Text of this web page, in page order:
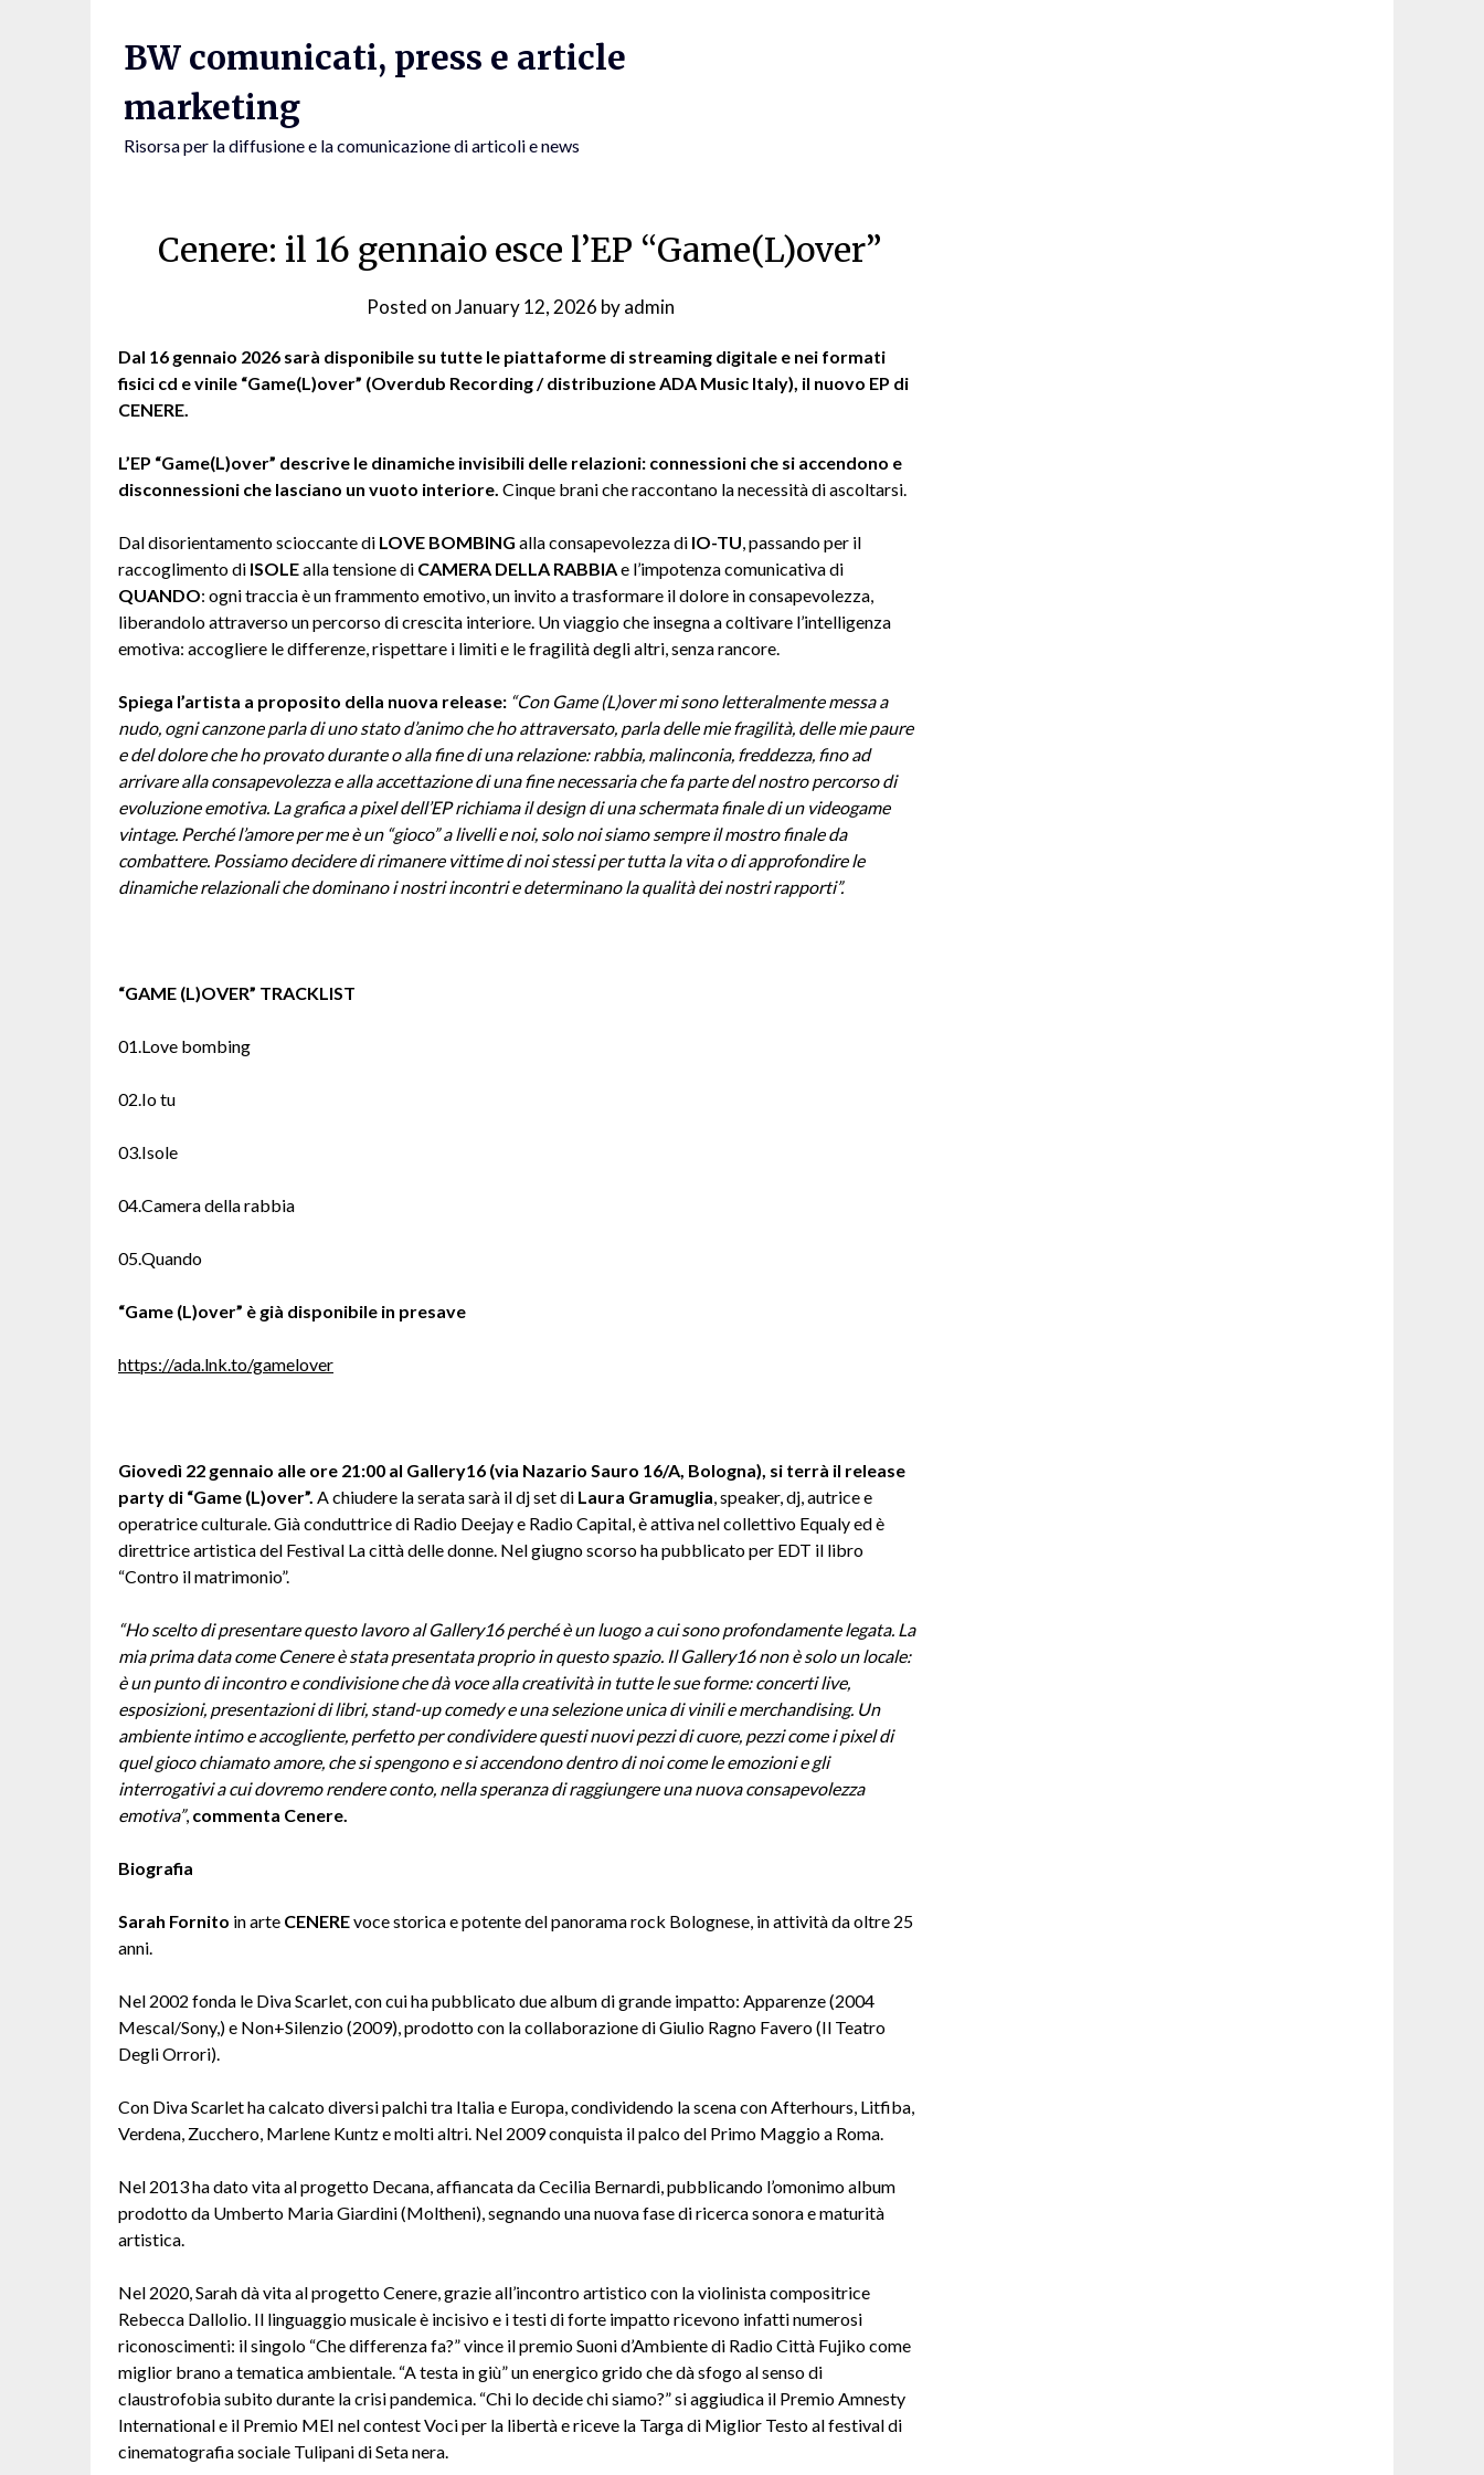
BW comunicati, press e article
marketing
Risorsa per la diffusione e la comunicazione di articoli e news
Cenere: il 16 gennaio esce l’EP “Game(L)over”
Posted onJanuary 12, 2026 byadmin
Dal 16 gennaio 2026 sarà disponibile su tutte le piattaforme di streaming digitale e nei formati
fisici cd e vinile “Game(L)over” (Overdub Recording / distribuzione ADA Music Italy), il nuovo EP di
CENERE.
L’EP “Game(L)over” descrive le dinamiche invisibili delle relazioni: connessioni che si accendono e
disconnessioni che lasciano un vuoto interiore. Cinque brani che raccontano la necessità di ascoltarsi.
Dal disorientamento scioccante di LOVE BOMBING alla consapevolezza di IO-TU, passando per il
raccoglimento di ISOLEalla tensione di CAMERA DELLA RABBIAe l’impotenza comunicativa di
QUANDO: ogni traccia è un frammento emotivo, un invito a trasformare il dolore in consapevolezza,
liberandolo attraverso un percorso di crescita interiore. Un viaggio che insegna a coltivare l’intelligenza
emotiva: accogliere le differenze, rispettare i limiti e le fragilità degli altri, senza rancore.
Spiega l’artista a proposito della nuova release: “Con Game (L)over mi sono letteralmente messa a
nudo, ogni canzone parla di uno stato d’animo che ho attraversato, parla delle mie fragilità, delle mie paure
e del dolore che ho provato durante o alla fine di una relazione: rabbia, malinconia, freddezza, fino ad
arrivare alla consapevolezza e alla accettazione di una fine necessaria che fa parte del nostro percorso di
evoluzione emotiva. La grafica a pixel dell’EP richiama il design di una schermata finale di un videogame
vintage. Perché l’amore per me è un “gioco” a livelli e noi, solo noi siamo sempre il mostro finale da
combattere. Possiamo decidere di rimanere vittime di noi stessi per tutta la vita o di approfondire le
dinamiche relazionali che dominano i nostri incontri e determinano la qualità dei nostri rapporti”.
“GAME (L)OVER” TRACKLIST
01.Love bombing
02.Io tu
03.Isole
04.Camera della rabbia
05.Quando
“Game (L)over” è già disponibile in presave
https://ada.lnk.to/gamelover
Giovedì 22 gennaio alle ore 21:00 al Gallery16 (via Nazario Sauro 16/A, Bologna), si terrà il release
party di “Game (L)over”. A chiudere la serata sarà il dj set di Laura Gramuglia, speaker, dj, autrice e
operatrice culturale. Già conduttrice di Radio Deejay e Radio Capital, è attiva nel collettivo Equaly ed è
direttrice artistica del Festival La città delle donne. Nel giugno scorso ha pubblicato per EDT il libro
“Contro il matrimonio”.
“Ho scelto di presentare questo lavoro al Gallery16 perché è un luogo a cui sono profondamente legata. La
mia prima data come Cenere è stata presentata proprio in questo spazio. Il Gallery16 non è solo un locale:
è un punto di incontro e condivisione che dà voce alla creatività in tutte le sue forme: concerti live,
esposizioni, presentazioni di libri, stand-up comedy e una selezione unica di vinili e merchandising. Un
ambiente intimo e accogliente, perfetto per condividere questi nuovi pezzi di cuore, pezzi come i pixel di
quel gioco chiamato amore, che si spengono e si accendono dentro di noi come le emozioni e gli
interrogativi a cui dovremo rendere conto, nella speranza di raggiungere una nuova consapevolezza
emotiva”, commenta Cenere.
Biografia
Sarah Fornito in arte CENEREvoce storica e potente del panorama rock Bolognese, in attività da oltre 25
anni.
Nel 2002 fonda le Diva Scarlet, con cui ha pubblicato due album di grande impatto: Apparenze (2004
Mescal/Sony,) e Non+Silenzio (2009), prodotto con la collaborazione di Giulio Ragno Favero (Il Teatro
Degli Orrori).
Con Diva Scarlet ha calcato diversi palchi tra Italia e Europa, condividendo la scena con Afterhours, Litfiba,
Verdena, Zucchero, Marlene Kuntz e molti altri. Nel 2009 conquista il palco del Primo Maggio a Roma.
Nel 2013 ha dato vita al progetto Decana, affiancata da Cecilia Bernardi, pubblicando l’omonimo album
prodotto da Umberto Maria Giardini (Moltheni), segnando una nuova fase di ricerca sonora e maturità
artistica.
Nel 2020, Sarah dà vita al progetto Cenere, grazie all’incontro artistico con la violinista compositrice
Rebecca Dallolio. Il linguaggio musicale è incisivo e i testi di forte impatto ricevono infatti numerosi
riconoscimenti: il singolo “Che differenza fa?” vince il premio Suoni d’Ambiente di Radio Città Fujiko come
miglior brano a tematica ambientale. “A testa in giù” un energico grido che dà sfogo al senso di
claustrofobia subito durante la crisi pandemica. “Chi lo decide chi siamo?” si aggiudica il Premio Amnesty
International e il Premio MEI nel contest Voci per la libertà e riceve la Targa di Miglior Testo al festival di
cinematografia sociale Tulipani di Seta nera.